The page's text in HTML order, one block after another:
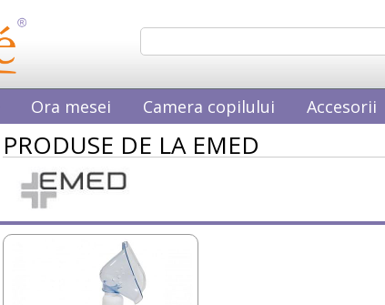
Ora mesei Camera copilului Accesorii
PRODUSE DE LA EMED